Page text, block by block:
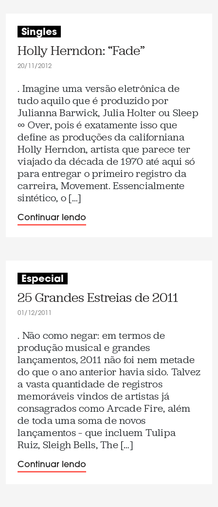
Singles
Holly Herndon: “Fade”
20/11/2012
. Imagine uma versão eletrônica de
tudo aquilo que é produzido por
Julianna Barwick, Julia Holter ou Sleep
∞ Over, pois é exatamente isso que
define as produções da californiana
Holly Herndon, artista que parece ter
viajado da década de 1970 até aqui só
para entregar o primeiro registro da
carreira, Movement. Essencialmente
sintético, o […]
Continuar lendo
Especial
25 Grandes Estreias de 2011
01/12/2011
. Não como negar: em termos de
produção musical e grandes
lançamentos, 2011 não foi nem metade
do que o ano anterior havia sido. Talvez
a vasta quantidade de registros
memoráveis vindos de artistas já
consagrados como Arcade Fire, além
de toda uma soma de novos
lançamentos – que incluem Tulipa
Ruiz, Sleigh Bells, The […]
Continuar lendo